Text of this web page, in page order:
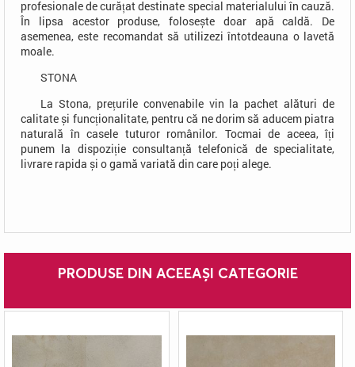
profesionale de curățat destinate special materialului în cauză.
În lipsa acestor produse, folosește doar apă caldă. De
asemenea, este recomandat să utilizezi întotdeauna o lavetă
moale.
STONA
La Stona, prețurile convenabile vin la pachet alături de
calitate și funcționalitate, pentru că ne dorim să aducem piatra
naturală în casele tuturor românilor. Tocmai de aceea, îți
punem la dispoziție consultanță telefonică de specialitate,
livrare rapida și o gamă variată din care poți alege.
PRODUSE DIN ACEEAȘI CATEGORIE